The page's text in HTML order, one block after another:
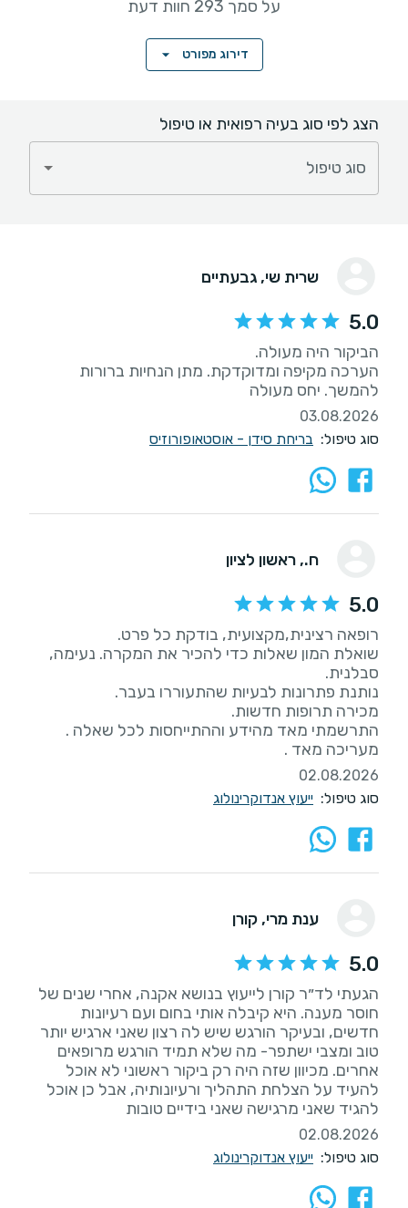
על סמך 293 חוות דעת
דירוג מפורט
הצג לפי סוג בעיה רפואית או טיפול
סוג טיפול
שרית שי, גבעתיים
5.0
הערכה מקיפה ומדוקדקת. מתן הנחיות ברורות
להמשך. יחס מעולה
03.08.2026
סוג טיפול: בריחת סידן - אוסטאופורוזיס
ח., ראשון לציון
5.0
שואלת המון שאלות כדי להכיר את המקרה. נעימה,
התרשמתי מאד מהידע וההתייחסות לכל שאלה .
מעריכה מאד .
02.08.2026
סוג טיפול: ייעוץ אנדוקרינולוג
ענת מרי, קורן
5.0
הגעתי לד״ר קורן לייעוץ בנושא אקנה, אחרי שנים של
חוסר מענה. היא קיבלה אותי בחום ועם רעיונות
חדשים, ובעיקר הורגש שיש לה רצון שאני ארגיש יותר
טוב ומצבי ישתפר- מה שלא תמיד הורגש מרופאים
אחרים. מכיוון שזה היה רק ביקור ראשוני לא אוכל
להעיד על הצלחת התהליך ורעיונותיה, אבל כן אוכל
להגיד שאני מרגישה שאני בידיים טובות
02.08.2026
סוג טיפול: ייעוץ אנדוקרינולוג